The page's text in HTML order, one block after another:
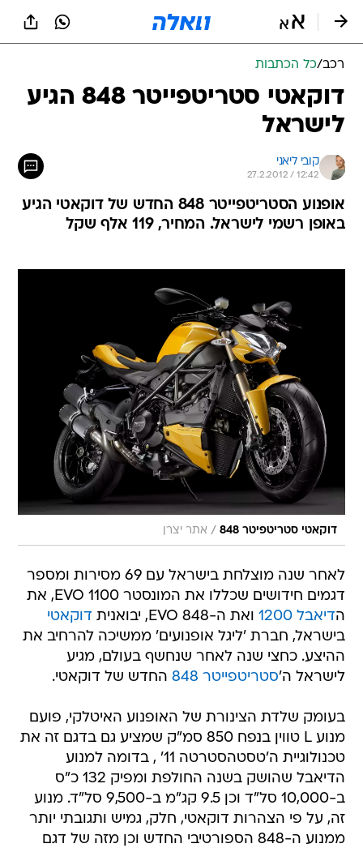
רכב/כל הכתבות
דוקאטי סטריטפייטר 848 הגיע
לישראל
קובי ליאני
27.2.2012 / 12:42
אופנוע הסטריטפייטר 848 החדש של דוקאטי הגיע
באופן רשמי לישראל. המחיר, 119 אלף שקל
דוקאטי סטריטפיטר 848 / אתר יצרן
לאחר שנה מוצלחת בישראל עם 69 מסירות ומספר
דגמים חידושים שכללו את המונסטר 1100 EVO, את
הדיאבל 1200 ואת ה-848 EVO, יבואנית
דוקאטי
בישראל, חברת 'ליגל אופנועים' ממשיכה להרחיב את
ההיצע. כחצי שנה לאחר שנחשף בעולם, מגיע
לישראל ה'סטריטפייטר 848 החדש של דוקאטי.
בעומק שלדת הצינורת של האופנוע האיטלקי, פועם
מנוע L טווין בנפח 850 סמ"ק שמציע גם בדגם זה את
טכנולוגיית ה'טסטהסטרטה 11' , בדומה למנוע
הדיאבל שהושק בשנה החולפת ומפיק 132 כ"ס
ב-10,000 סל"ד וכן 9.5 קג"מ ב-9,500 סל"ד. מנוע
זה, על פי הצהרות דוקאטי, חלק, גמיש ותגובתי יותר
ממנוע ה-848 הספורטיבי החדש וכן מזה של דגם